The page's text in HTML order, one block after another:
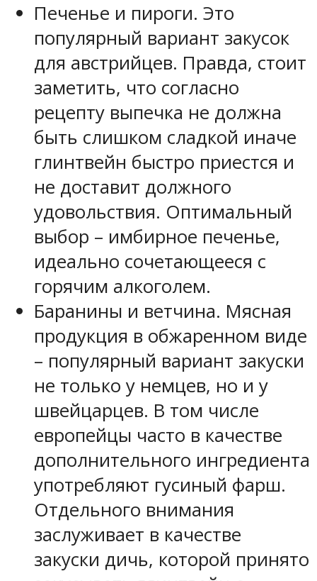
Печенье и пироги. Это
популярный вариант закусок
для австрийцев. Правда, стоит
заметить, что согласно
рецепту выпечка не должна
быть слишком сладкой иначе
глинтвейн быстро приестся и
не доставит должного
удовольствия. Оптимальный
выбор – имбирное печенье,
идеально сочетающееся с
горячим алкоголем.
Баранины и ветчина. Мясная
продукция в обжаренном виде
– популярный вариант закуски
не только у немцев, но и у
швейцарцев. В том числе
европейцы часто в качестве
дополнительного ингредиента
употребляют гусиный фарш.
Отдельного внимания
заслуживает в качестве
закуски дичь, которой принято